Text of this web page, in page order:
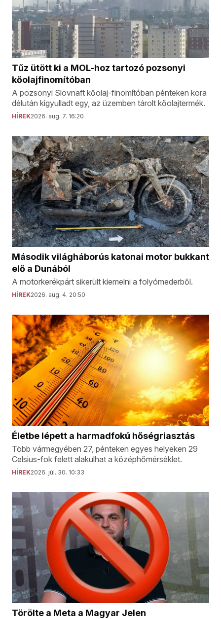
Tűz ütött ki a MOL-hoz tartozó pozsonyi
kőolajfinomítóban
A pozsonyi Slovnaft kőolaj-finomítóban pénteken kora
délután kigyulladt egy, az üzemben tárolt kőolajtermék.
HÍREK2026. aug. 7. 16:20
Második világháborús katonai motor bukkant
elő a Dunából
A motorkerékpárt sikerült kiemelni a folyómederből.
HÍREK2026. aug. 4. 20:50
Életbe lépett a harmadfokú hőségriasztás
Több vármegyében 27, pénteken egyes helyeken 29
Celsius-fok felett alakulhat a középhőmérséklet.
HÍREK2026. júl. 30. 10:33
Törölte a Meta a Magyar Jelen